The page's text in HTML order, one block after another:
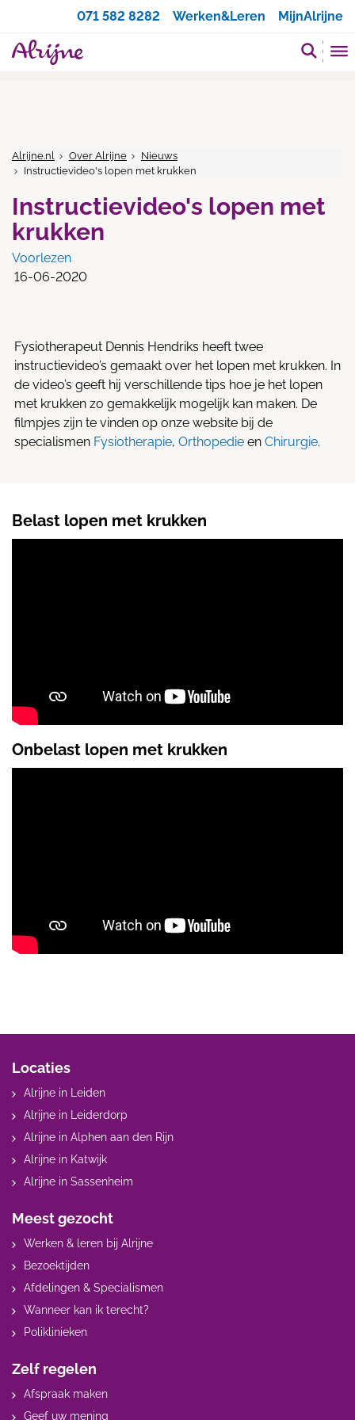
071 582 8282
Werken&Leren MijnAlrijne
Alrijne.nl Over Alrijne
Nieuws
Instructievideo's lopen met krukken
Instructievideo's lopen met
krukken
Voorlezen
16-06-2020
Fysiotherapeut Dennis Hendriks heeft twee
instructievideo’s gemaakt over het lopen met krukken. In
de video’s geeft hij verschillende tips hoe je het lopen
met krukken zo gemakkelijk mogelijk kan maken. De
filmpjes zijn te vinden op onze website bij de
specialismen Fysiotherapie, Orthopedie en Chirurgie.
Belast lopen met krukken
Onbelast lopen met krukken
Locaties
Alrijne in Leiden
Alrijne in Leiderdorp
Alrijne in Alphen aan den Rijn
Alrijne in Katwijk
Alrijne in Sassenheim
Meest gezocht
Werken & leren bij Alrijne
Bezoektijden
Afdelingen & Specialismen
Wanneer kan ik terecht?
Poliklinieken
Zelf regelen
Afspraak maken
Geef uw mening